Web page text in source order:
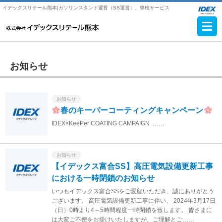
イデックスリテール熊本|ガソリンスタンド運営（SS運営）、車検サービス
お知らせ
お知らせ
春のキーパーコーティングキャンペーン
IDEX×KeePer COATING CAMPAIGN ……
お知らせ
【イデックス富合SS】高圧電気設備更新工事
における一時閉鎖のお知らせ
いつもイデックス富合SSをご愛顧いただき、誠にありがとう
ございます。 高圧電気設備更新工事に伴い、 2024年3月17日
（日）0時より4～5時間程度一時閉鎖を致します。 皆さまに
は大変ご不便をお掛けいたしますが、ご理解とご……